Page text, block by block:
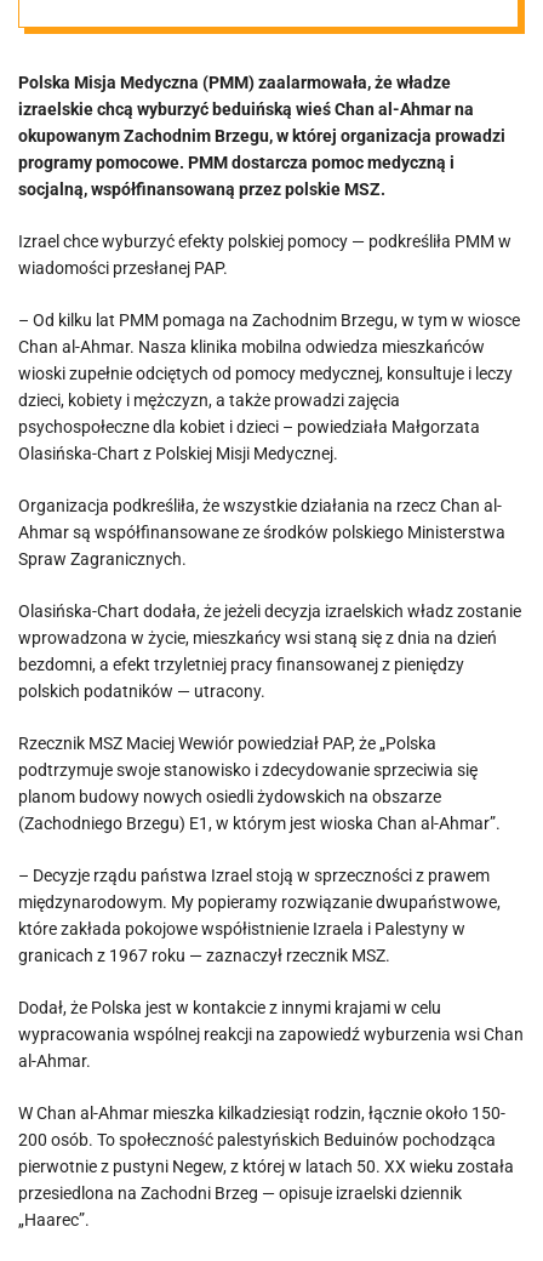
Szykują się do
kolejnej
zbrodni
wojennej
Polska Misja Medyczna (PMM) zaalarmowała, że władze
izraelskie chcą wyburzyć beduińską wieś Chan al-Ahmar na
okupowanym Zachodnim Brzegu, w której organizacja prowadzi
programy pomocowe. PMM dostarcza pomoc medyczną i
socjalną, współfinansowaną przez polskie MSZ.
Izrael chce wyburzyć efekty polskiej pomocy — podkreśliła PMM w
wiadomości przesłanej PAP.
– Od kilku lat PMM pomaga na Zachodnim Brzegu, w tym w wiosce
Chan al-Ahmar. Nasza klinika mobilna odwiedza mieszkańców
wioski zupełnie odciętych od pomocy medycznej, konsultuje i leczy
dzieci, kobiety i mężczyzn, a także prowadzi zajęcia
psychospołeczne dla kobiet i dzieci – powiedziała Małgorzata
Olasińska-Chart z Polskiej Misji Medycznej.
Organizacja podkreśliła, że wszystkie działania na rzecz Chan al-
Ahmar są współfinansowane ze środków polskiego Ministerstwa
Spraw Zagranicznych.
Olasińska-Chart dodała, że jeżeli decyzja izraelskich władz zostanie
wprowadzona w życie, mieszkańcy wsi staną się z dnia na dzień
bezdomni, a efekt trzyletniej pracy finansowanej z pieniędzy
polskich podatników — utracony.
Rzecznik MSZ Maciej Wewiór powiedział PAP, że „Polska
podtrzymuje swoje stanowisko i zdecydowanie sprzeciwia się
planom budowy nowych osiedli żydowskich na obszarze
(Zachodniego Brzegu) E1, w którym jest wioska Chan al-Ahmar”.
– Decyzje rządu państwa Izrael stoją w sprzeczności z prawem
międzynarodowym. My popieramy rozwiązanie dwupaństwowe,
które zakłada pokojowe współistnienie Izraela i Palestyny w
granicach z 1967 roku — zaznaczył rzecznik MSZ.
Dodał, że Polska jest w kontakcie z innymi krajami w celu
wypracowania wspólnej reakcji na zapowiedź wyburzenia wsi Chan
al-Ahmar.
W Chan al-Ahmar mieszka kilkadziesiąt rodzin, łącznie około 150-
200 osób. To społeczność palestyńskich Beduinów pochodząca
pierwotnie z pustyni Negew, z której w latach 50. XX wieku została
przesiedlona na Zachodni Brzeg — opisuje izraelski dziennik
„Haarec”.